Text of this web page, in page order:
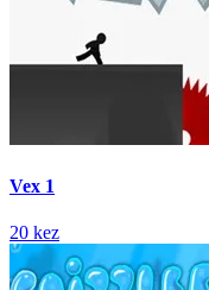
Vex 1
20 kez